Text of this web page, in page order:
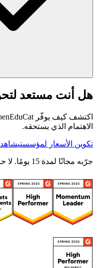
هل أنت مستعد
الاهتمام الذي يستحقه.
تكوين الأسعار لمؤسستي
جرّبه مجانًا لمدة 15 يومًا. لا حاجة لبطاقة ائتمان.